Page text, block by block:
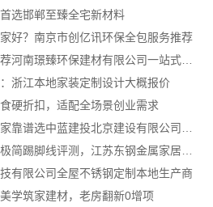
选邯郸至臻全宅新材料
好？南京市创亿讯环保全包服务推荐
洛阳居室装修推荐河南璟臻环保建材有限公司一站式服务
浙江本地家装定制设计大概报价
硬折扣，适配全场景创业需求
有限公司全屋不锈钢定制本地生产商
学筑家建材，老房翻新0增项